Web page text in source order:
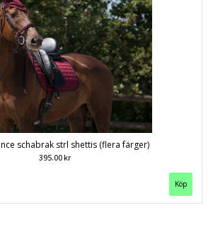
schabrak strl shettis (flera färger)
395.00 kr
Köp